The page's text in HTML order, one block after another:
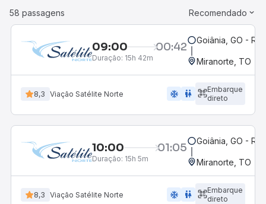
58 passagens Recomendado
09:00 00:42
Duração: 15h 42m
Goiânia, GO -
Miranorte, TO
8,3 Viação Satélite Norte ac_unit wc
Embarque
direto
10:00 01:05
Duração: 15h 5m
Goiânia, GO -
Miranorte, TO
8,3 Viação Satélite Norte ac_unit wc
Embarque
direto